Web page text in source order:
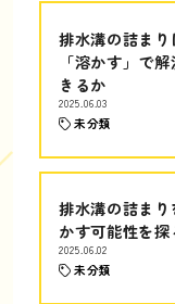
排水溝の詰まり
「溶かす」で
きるか
2025.06.03
未分類
排水溝の詰まり
かす可能性を探
2025.06.02
未分類